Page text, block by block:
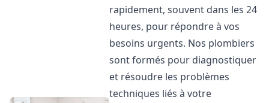
rapidement, souvent dans les 24
heures, pour répondre à vos
besoins urgents. Nos plombiers
sont formés pour diagnostiquer
et résoudre les problèmes
techniques liés à votre